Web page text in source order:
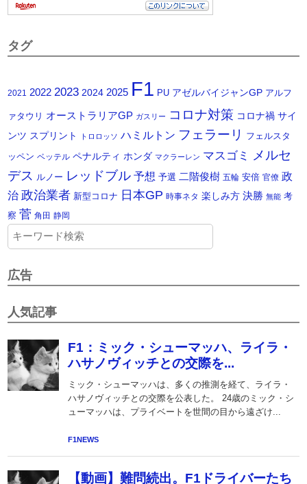
タグ
2021 2022 2023 2024 2025 F1 PU アゼルバイジャンGP アルフ
ァタウリ オーストラリアGP ガスリー コロナ対策 コロナ禍 サイ
ンツ スプリント トロロッソ ハミルトン フェラーリ
フェルスタ
ッペン ベッテル ペナルティ ホンダ マクラーレン マスゴミ
メルセ
デス ルノー レッドブル 予想 予選 二階俊樹 五輪 安倍 官僚 政
治 政治業者 新型コロナ 日本GP 時事ネタ 楽しみ方 決勝 無能 考
察 菅 角田 静岡
広告
人気記事